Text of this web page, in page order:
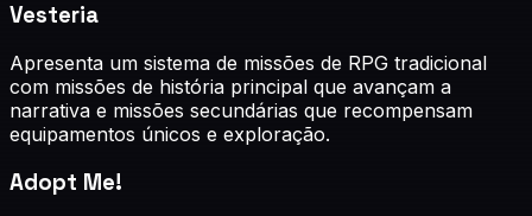
Vesteria
Apresenta um sistema de missões de RPG tradicional
com missões de história principal que avançam a
narrativa e missões secundárias que recompensam
equipamentos únicos e exploração.
Adopt Me!